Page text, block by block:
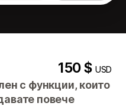
150 $USD
с функции, които
повече